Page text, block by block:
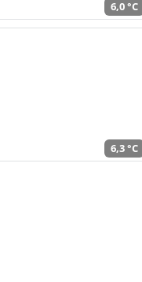
6,0 °C
6,3 °C